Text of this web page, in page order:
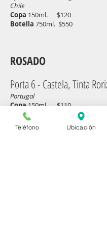
Chile
Copa 150ml. $120
Botella 750ml. $550
ROSADO
Porta 6 - Castela, Tinta
Portugal
Copa150ml. $110
Teléfono Ubicación